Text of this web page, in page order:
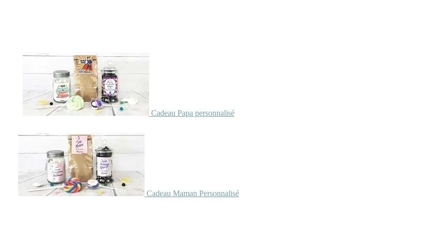
Cadeau Papa personnalisé
Cadeau Maman Personnalisé